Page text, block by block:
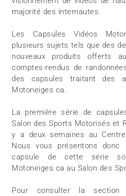
majorité des internautes.
Les Capsules Vidéos
plusieurs sujets tels que des
nouveaux produits offerts
comptes-rendus de
des capsules traitant des
Motoneiges.ca.
La première série de
Salon des Sports Motorisés et
y a deux semaines au
Nous vous présentons donc
capsule de cette série
Motoneiges.ca au Salon des
Pour consulter la section